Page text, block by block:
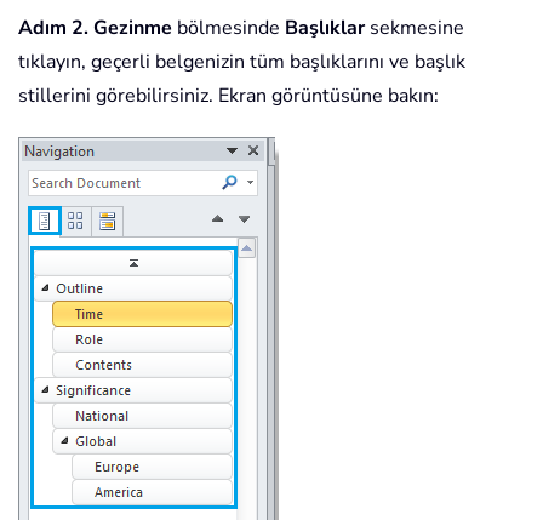
Adım 2.Gezinme bölmesinde Başlıklarsekmesine
tıklayın, geçerli belgenizin tüm başlıklarını ve başlık
stillerini görebilirsiniz. Ekran görüntüsüne bakın: